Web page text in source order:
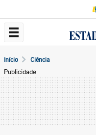
Início Ciência
Publicidade